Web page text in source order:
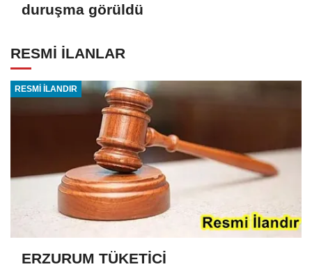
duruşma görüldü
RESMİ İLANLAR
RESMİ İLANDIR
ERZURUM TÜKETİCİ